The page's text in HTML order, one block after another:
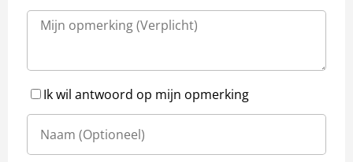
Ik wil antwoord op mijn opmerking